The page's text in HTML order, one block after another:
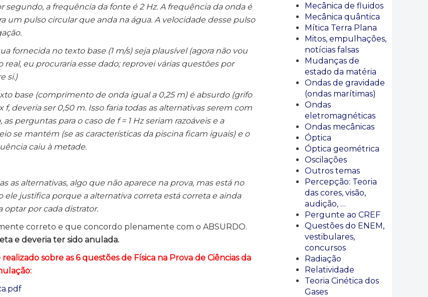
segundo, a frequência da fonte é 2 Hz. A frequência da onda é
um pulso circular que anda na água. A velocidade desse pulso
fornecida no texto base (1 m/s) seja plausível (agora não vou
real, eu procuraria esse dado; reprovei várias questões por
si.)
base (comprimento de onda igual a 0,25 m) é absurdo (grifo
deveria ser 0,50 m. Isso faria todas as alternativas serem com
perguntas para o caso de f = 1 Hz seriam razoáveis e a
se mantém (se as características da piscina ficam iguais) e o
caiu à metade.
as alternativas, algo que não aparece na prova, mas está no
ele justifica porque a alternativa correta está correta e ainda
optar por cada distrator.
correto e que concordo plenamente com o ABSURDO.
e deveria ter sido anulada.
sobre as 6 questões de Física na Prova de Ciências da
Mecânica de fluidos
Mecânica quântica
Mítica Terra Plana
Mitos, empulhações,
notícias falsas
Mudanças de
estado da matéria
Ondas de gravidade
(ondas marítimas)
Ondas
eletromagnéticas
Ondas mecânicas
Óptica
Óptica geométrica
Oscilações
Outros temas
Percepção: Teoria
das cores, visão,
audição, …
Pergunte ao CREF
Questões do ENEM,
vestibulares,
concursos
Radiação
Relatividade
Teoria Cinética dos
Gases